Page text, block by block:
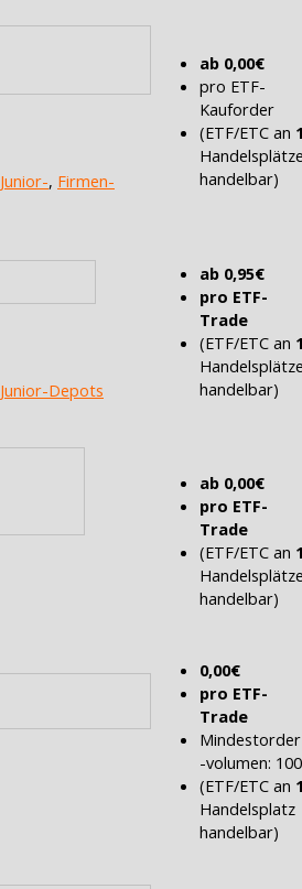
Junior-, Firmen-
ab 0,00€
pro ETF-
Kauforder
(ETF/ETC an
handelbar)
Junior-Depots
ab 0,95€
pro ETF-
Trade
(ETF/ETC an
handelbar)
ab 0,00€
pro ETF-
Trade
(ETF/ETC an
handelbar)
0,00€
pro ETF-
Trade
Mindestorder
-volumen:
(ETF/ETC an
Handelsplatz
handelbar)